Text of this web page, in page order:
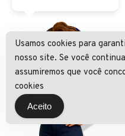
Usamos cookies para
nosso site. Se você
assumiremos que você
cookies
Aceito